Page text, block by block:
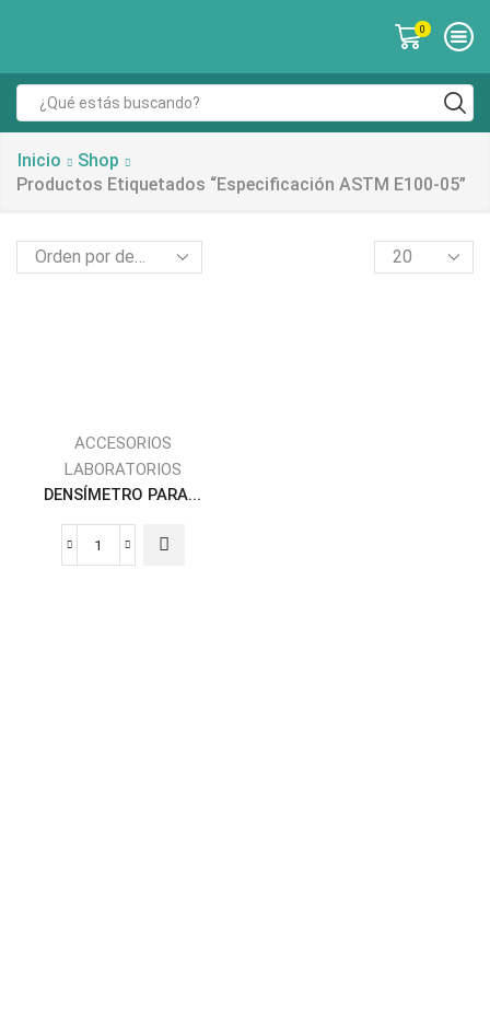
0
Inicio
Shop
Productos Etiquetados “especificación ASTM E100-05”
ACCESORIOS
LABORATORIOS
DENSÍMETRO PARA...